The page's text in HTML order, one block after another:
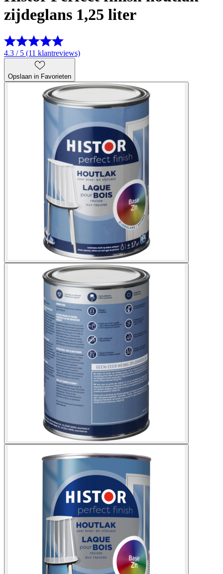
zijdeglans 1,25 liter
4.3 / 5 (11 klantreviews)
Opslaan in Favorieten